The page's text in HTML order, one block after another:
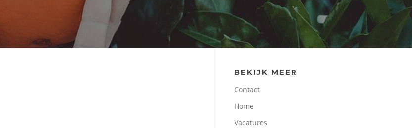
BEKIJK MEER
Contact
Home
Vacatures